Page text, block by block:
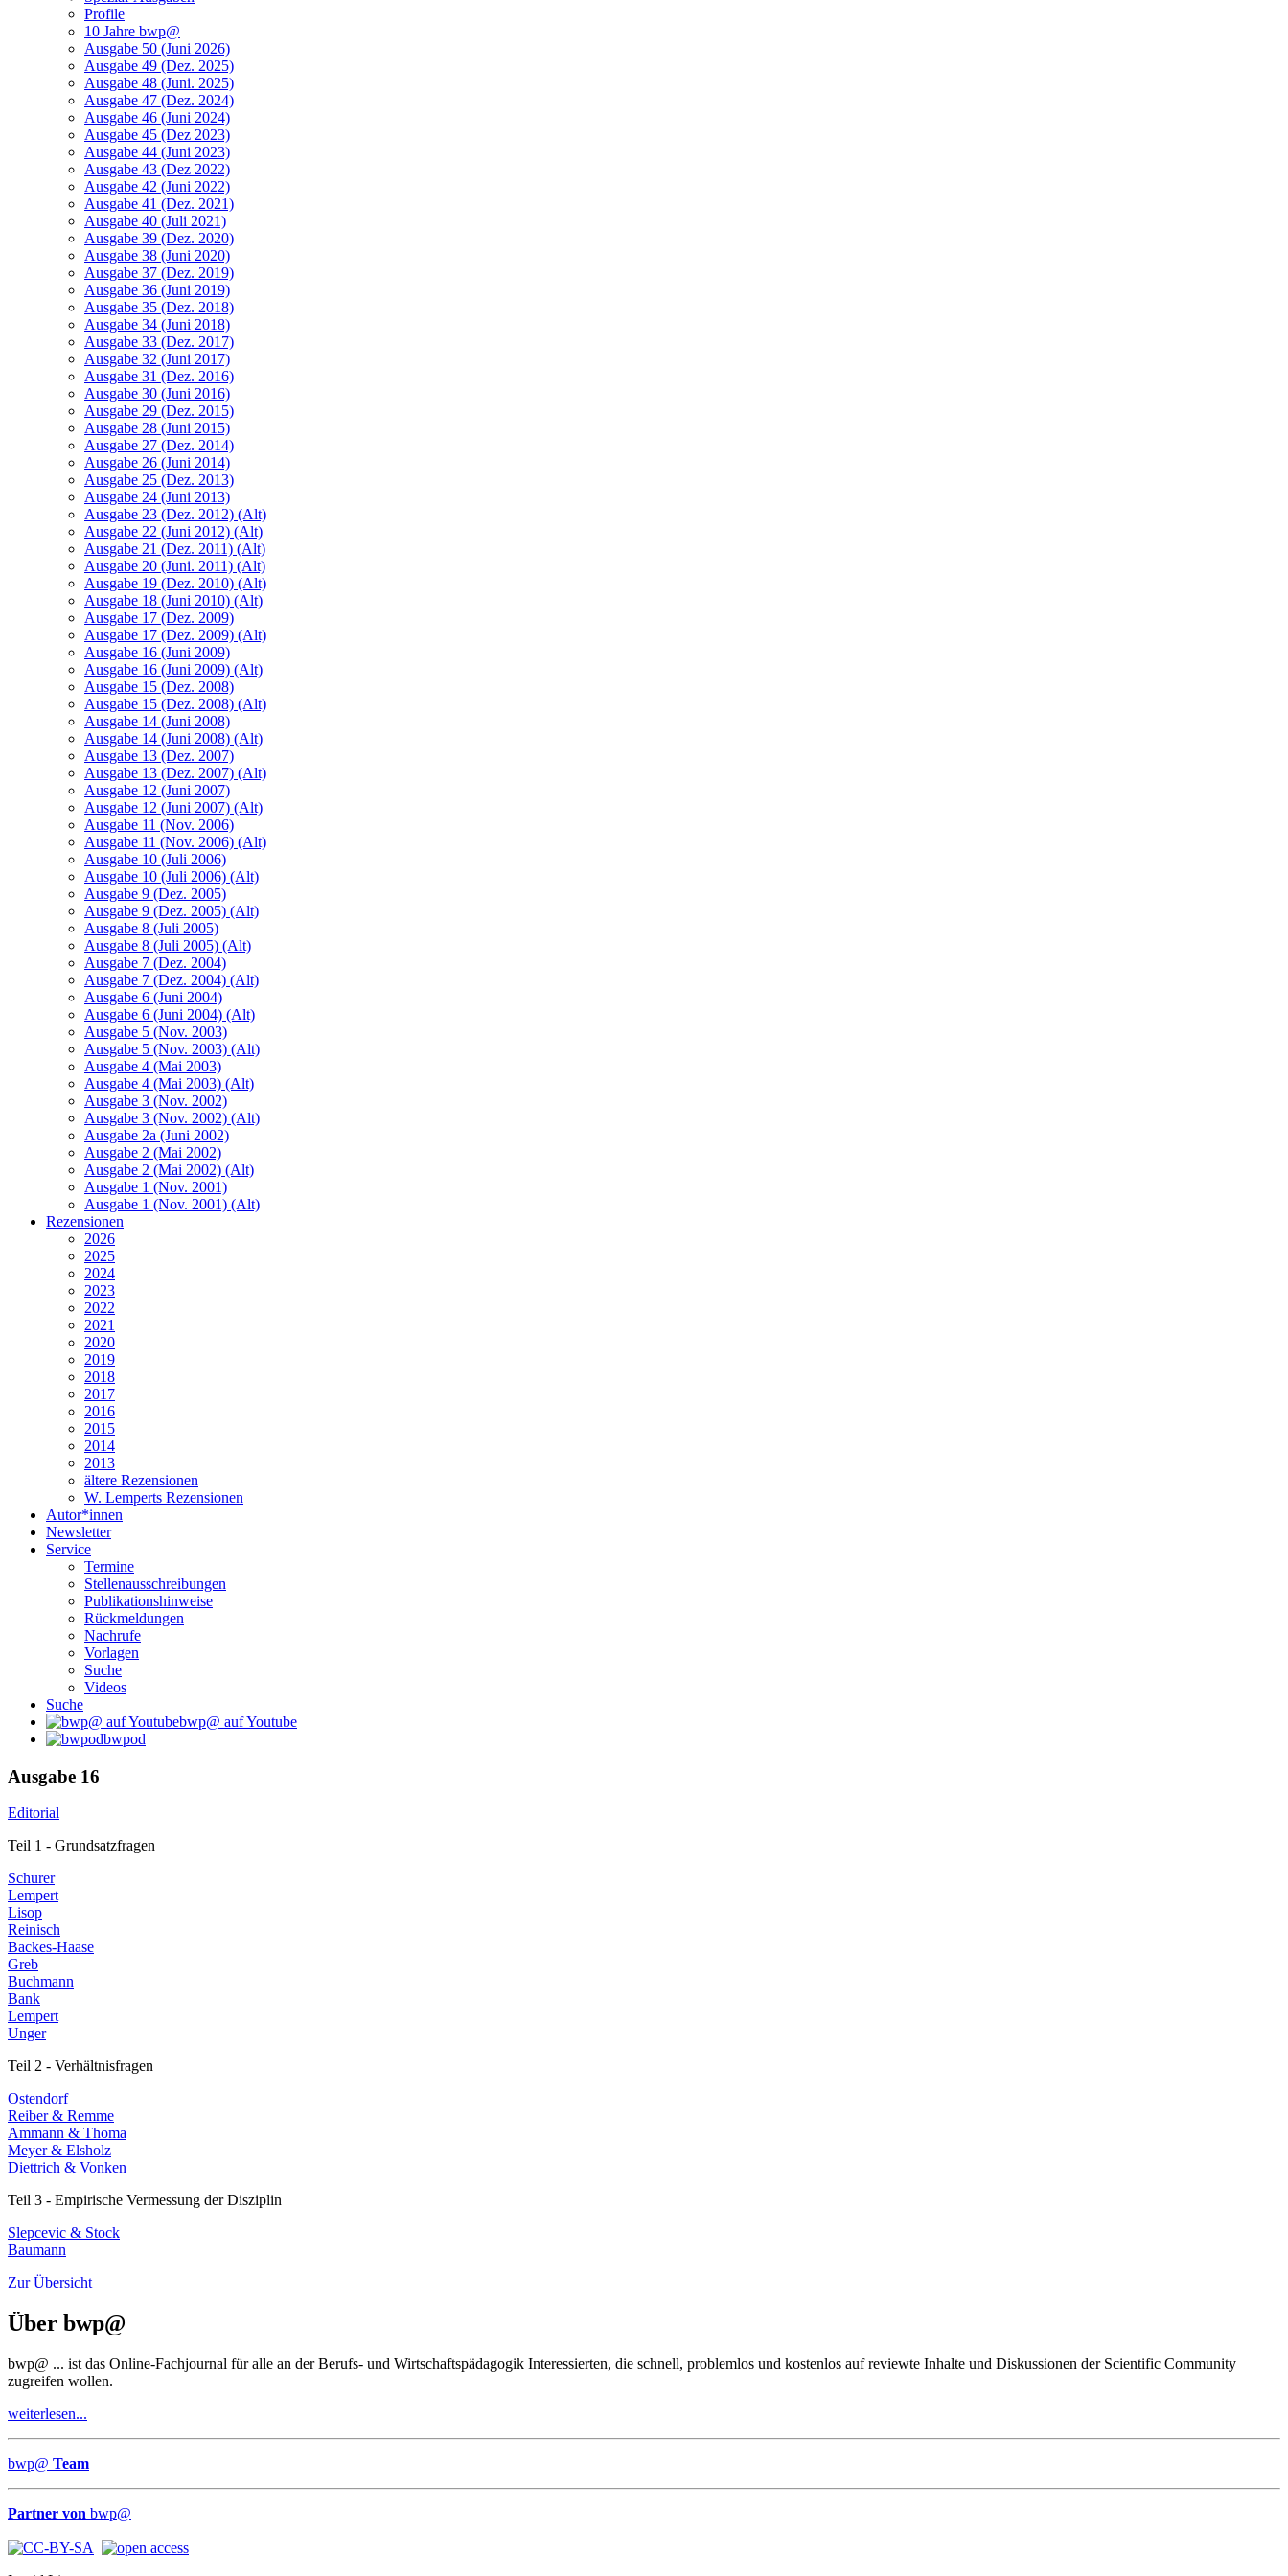
Profile
10 Jahre bwp@
Ausgabe 50 (Juni 2026)
Ausgabe 49 (Dez. 2025)
Ausgabe 48 (Juni. 2025)
Ausgabe 47 (Dez. 2024)
Ausgabe 46 (Juni 2024)
Ausgabe 45 (Dez 2023)
Ausgabe 44 (Juni 2023)
Ausgabe 43 (Dez 2022)
Ausgabe 42 (Juni 2022)
Ausgabe 41 (Dez. 2021)
Ausgabe 40 (Juli 2021)
Ausgabe 39 (Dez. 2020)
Ausgabe 38 (Juni 2020)
Ausgabe 37 (Dez. 2019)
Ausgabe 36 (Juni 2019)
Ausgabe 35 (Dez. 2018)
Ausgabe 34 (Juni 2018)
Ausgabe 33 (Dez. 2017)
Ausgabe 32 (Juni 2017)
Ausgabe 31 (Dez. 2016)
Ausgabe 30 (Juni 2016)
Ausgabe 29 (Dez. 2015)
Ausgabe 28 (Juni 2015)
Ausgabe 27 (Dez. 2014)
Ausgabe 26 (Juni 2014)
Ausgabe 25 (Dez. 2013)
Ausgabe 24 (Juni 2013)
Ausgabe 23 (Dez. 2012) (Alt)
Ausgabe 22 (Juni 2012) (Alt)
Ausgabe 21 (Dez. 2011) (Alt)
Ausgabe 20 (Juni. 2011) (Alt)
Ausgabe 19 (Dez. 2010) (Alt)
Ausgabe 18 (Juni 2010) (Alt)
Ausgabe 17 (Dez. 2009)
Ausgabe 17 (Dez. 2009) (Alt)
Ausgabe 16 (Juni 2009)
Ausgabe 16 (Juni 2009) (Alt)
Ausgabe 15 (Dez. 2008)
Ausgabe 15 (Dez. 2008) (Alt)
Ausgabe 14 (Juni 2008)
Ausgabe 14 (Juni 2008) (Alt)
Ausgabe 13 (Dez. 2007)
Ausgabe 13 (Dez. 2007) (Alt)
Ausgabe 12 (Juni 2007)
Ausgabe 12 (Juni 2007) (Alt)
Ausgabe 11 (Nov. 2006)
Ausgabe 11 (Nov. 2006) (Alt)
Ausgabe 10 (Juli 2006)
Ausgabe 10 (Juli 2006) (Alt)
Ausgabe 9 (Dez. 2005)
Ausgabe 9 (Dez. 2005) (Alt)
Ausgabe 8 (Juli 2005)
Ausgabe 8 (Juli 2005) (Alt)
Ausgabe 7 (Dez. 2004)
Ausgabe 7 (Dez. 2004) (Alt)
Ausgabe 6 (Juni 2004)
Ausgabe 6 (Juni 2004) (Alt)
Ausgabe 5 (Nov. 2003)
Ausgabe 5 (Nov. 2003) (Alt)
Ausgabe 4 (Mai 2003)
Ausgabe 4 (Mai 2003) (Alt)
Ausgabe 3 (Nov. 2002)
Ausgabe 3 (Nov. 2002) (Alt)
Ausgabe 2a (Juni 2002)
Ausgabe 2 (Mai 2002)
Ausgabe 2 (Mai 2002) (Alt)
Ausgabe 1 (Nov. 2001)
Ausgabe 1 (Nov. 2001) (Alt)
Rezensionen
2026
2025
2024
2023
2022
2021
2020
2019
2018
2017
2016
2015
2014
2013
ältere Rezensionen
W. Lemperts Rezensionen
Autor*innen
Newsletter
Service
Termine
Stellenausschreibungen
Publikationshinweise
Rückmeldungen
Nachrufe
Vorlagen
Suche
Videos
Suche
bwp@ auf Youtube
bwpod
Ausgabe 16
Editorial
Teil 1 - Grundsatzfragen
Schurer
Lempert
Lisop
Reinisch
Backes-Haase
Greb
Buchmann
Bank
Lempert
Unger
Teil 2 - Verhältnisfragen
Ostendorf
Reiber & Remme
Ammann & Thoma
Meyer & Elsholz
Diettrich & Vonken
Teil 3 - Empirische Vermessung der Disziplin
Slepcevic & Stock
Baumann
Zur Übersicht
Über bwp@
bwp@ ... ist das Online-Fachjournal für alle an der Berufs- und Wirtschaftspädagogik Interessierten, die schnell, problemlos und kostenlos auf reviewte Inhalte und Diskussionen der Scientific Community
zugreifen wollen.
weiterlesen...
bwp@ Team
Partner von bwp@